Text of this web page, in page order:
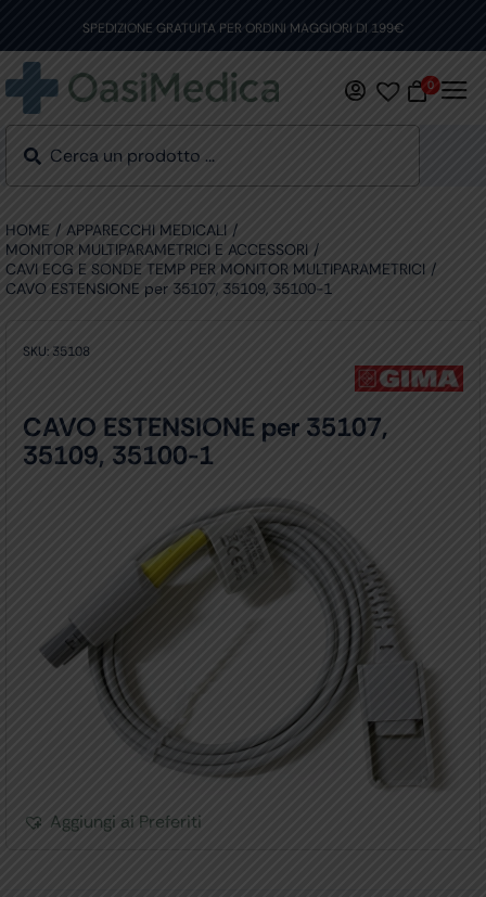
content
SPEDIZIONE GRATUITA PER ORDINI MAGGIORI DI 199€
0
HOME
APPARECCHI MEDICALI
MONITOR MULTIPARAMETRICI E ACCESSORI
CAVI ECG E SONDE TEMP PER MONITOR MULTIPARAMETRICI
CAVO ESTENSIONE per 35107, 35109, 35100-1
SKU: 35108
CAVO ESTENSIONE per 35107,
35109, 35100-1
Aggiungi ai Preferiti